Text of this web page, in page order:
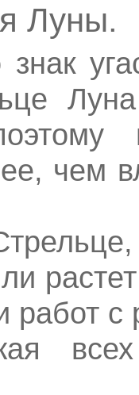
Луны.
чем
работ с
всех